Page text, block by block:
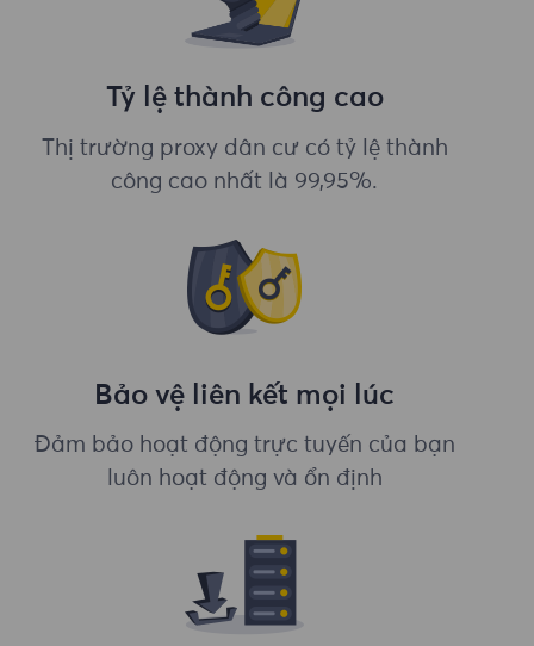
Tỷ lệ thành công cao
Thị trường proxy dân cư có tỷ lệ thành
công cao nhất là 99,95%.
Bảo vệ liên kết mọi lúc
Đảm bảo hoạt động trực tuyến của bạn
luôn hoạt động và ổn định